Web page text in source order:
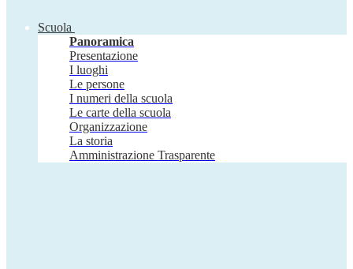
Scuola
Panoramica
Presentazione
I luoghi
Le persone
I numeri della scuola
Le carte della scuola
Organizzazione
La storia
Amministrazione Trasparente